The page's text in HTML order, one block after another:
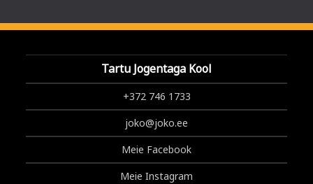
Tartu Jogentaga Kool
+372 746 1733
joko@joko.ee
Meie Facebook
Meie Instagram